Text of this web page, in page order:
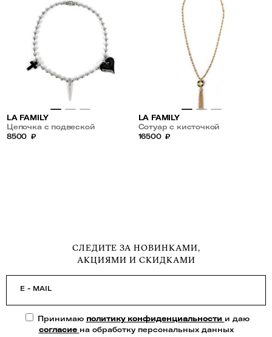
LA FAMILY
Цепочка с подвеской
8500 ₽
LA FAMILY
Сотуар с кисточкой
16500 ₽
СЛЕДИТЕ ЗА НОВИНКАМИ,
АКЦИЯМИ И СКИДКАМИ
E - MAIL
Принимаю политику конфиденциальности и даю
согласие на обработку персональных данных